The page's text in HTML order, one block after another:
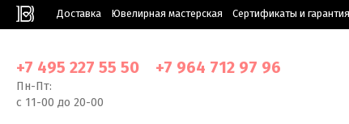
Доставка Ювелирная мастерская Сертификаты и гарантия
+7 495 227 55 50 +7 964 712 97 96
Пн-Пт:
с 11-00 до 20-00